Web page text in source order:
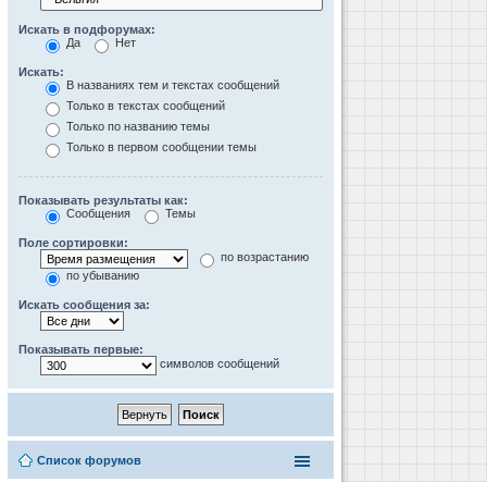
Искать в подфорумах:
Да
Нет
Искать:
В названиях тем и текстах сообщений
Только в текстах сообщений
Только по названию темы
Только в первом сообщении темы
Показывать результаты как:
Сообщения
Темы
Поле сортировки:
по возрастанию
по убыванию
Искать сообщения за:
Показывать первые:
символов сообщений
Список форумов